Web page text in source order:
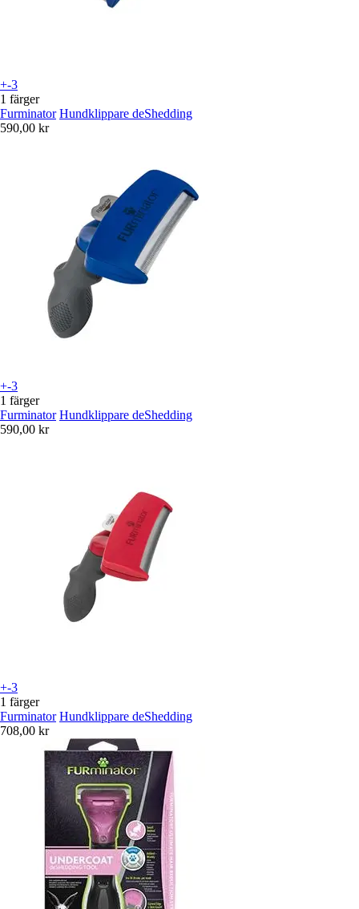
+-3
1 färger
Furminator Hundklippare deShedding
590,00 kr
+-3
1 färger
Furminator Hundklippare deShedding
590,00 kr
+-3
1 färger
Furminator Hundklippare deShedding
708,00 kr